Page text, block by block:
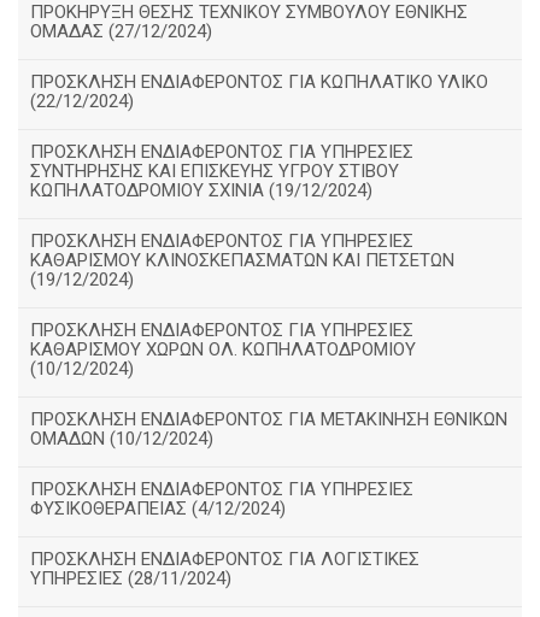
ΠΡΟΚΗΡΥΞΗ ΘΕΣΗΣ ΤΕΧΝΙΚΟΥ ΣΥΜΒΟΥΛΟΥ ΕΘΝΙΚΗΣ
ΟΜΑΔΑΣ (27/12/2024)
ΠΡΟΣΚΛΗΣΗ ΕΝΔΙΑΦΕΡΟΝΤΟΣ ΓΙΑ ΚΩΠΗΛΑΤΙΚΟ ΥΛΙΚΟ
(22/12/2024)
ΠΡΟΣΚΛΗΣΗ ΕΝΔΙΑΦΕΡΟΝΤΟΣ ΓΙΑ ΥΠΗΡΕΣΙΕΣ
ΣΥΝΤΗΡΗΣΗΣ ΚΑΙ ΕΠΙΣΚΕΥΗΣ ΥΓΡΟΥ ΣΤΙΒΟΥ
ΚΩΠΗΛΑΤΟΔΡΟΜΙΟΥ ΣΧΙΝΙΑ (19/12/2024)
ΠΡΟΣΚΛΗΣΗ ΕΝΔΙΑΦΕΡΟΝΤΟΣ ΓΙΑ ΥΠΗΡΕΣΙΕΣ
ΚΑΘΑΡΙΣΜΟΥ ΚΛΙΝΟΣΚΕΠΑΣΜΑΤΩΝ ΚΑΙ ΠΕΤΣΕΤΩΝ
(19/12/2024)
ΠΡΟΣΚΛΗΣΗ ΕΝΔΙΑΦΕΡΟΝΤΟΣ ΓΙΑ ΥΠΗΡΕΣΙΕΣ
ΚΑΘΑΡΙΣΜΟΥ ΧΩΡΩΝ ΟΛ. ΚΩΠΗΛΑΤΟΔΡΟΜΙΟΥ
(10/12/2024)
ΠΡΟΣΚΛΗΣΗ ΕΝΔΙΑΦΕΡΟΝΤΟΣ ΓΙΑ ΜΕΤΑΚΙΝΗΣΗ ΕΘΝΙΚΩΝ
ΟΜΑΔΩΝ (10/12/2024)
ΠΡΟΣΚΛΗΣΗ ΕΝΔΙΑΦΕΡΟΝΤΟΣ ΓΙΑ ΥΠΗΡΕΣΙΕΣ
ΦΥΣΙΚΟΘΕΡΑΠΕΙΑΣ (4/12/2024)
ΠΡΟΣΚΛΗΣΗ ΕΝΔΙΑΦΕΡΟΝΤΟΣ ΓΙΑ ΛΟΓΙΣΤΙΚΕΣ
ΥΠΗΡΕΣΙΕΣ (28/11/2024)